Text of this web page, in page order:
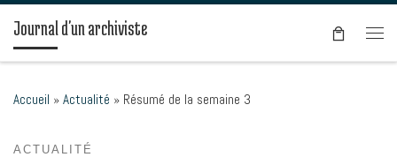
Passer au contenu
Journal d'un archiviste
Accueil » Actualité » Résumé de la semaine 3
ACTUALITÉ